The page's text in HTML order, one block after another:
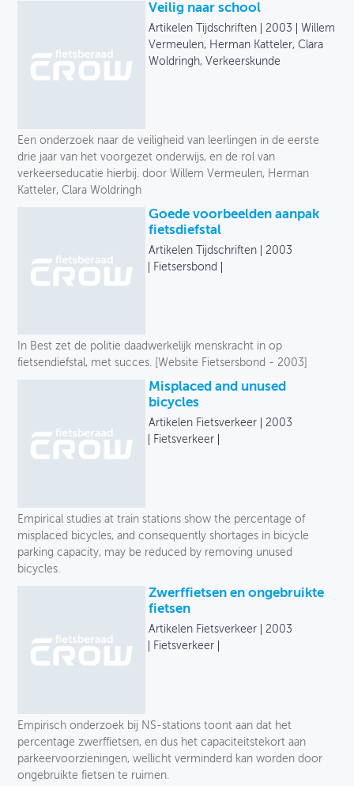
Veilig naar school
Artikelen Tijdschriften 2003
Willem
Vermeulen, Herman Katteler, Clara
Woldringh, Verkeerskunde
Een onderzoek naar de veiligheid van leerlingen in de eerste
drie jaar van het voorgezet onderwijs, en de rol van
verkeerseducatie hierbij. door Willem Vermeulen, Herman
Katteler, Clara Woldringh
Goede voorbeelden aanpak
fietsdiefstal
Artikelen Tijdschriften
2003
Fietsersbond
In Best zet de politie daadwerkelijk menskracht in op
fietsendiefstal, met succes. [Website Fietsersbond - 2003]
Misplaced and unused
bicycles
Artikelen Fietsverkeer
2003
Fietsverkeer
Empirical studies at train stations show the percentage of
misplaced bicycles, and consequently shortages in bicycle
parking capacity, may be reduced by removing unused
bicycles.
Zwerffietsen en ongebruikte
fietsen
Artikelen Fietsverkeer
2003
Fietsverkeer
Empirisch onderzoek bij NS-stations toont aan dat het
percentage zwerffietsen, en dus het capaciteitstekort aan
parkeervoorzieningen, wellicht verminderd kan worden door
ongebruikte fietsen te ruimen.